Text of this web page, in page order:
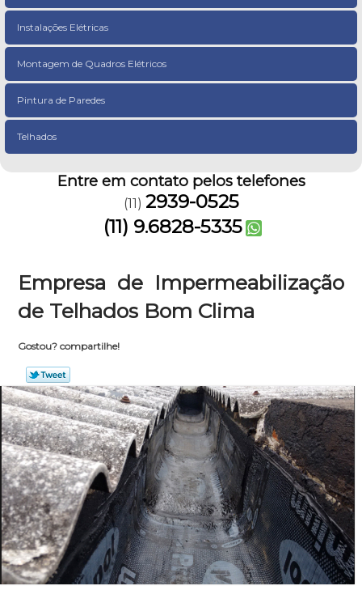
Instalações Elétricas
Montagem de Quadros Elétricos
Pintura de Paredes
Telhados
Entre em contato pelos telefones
(11) 2939-0525
(11) 9.6828-5335
Empresa de Impermeabilização
de Telhados Bom Clima
Gostou? compartilhe!